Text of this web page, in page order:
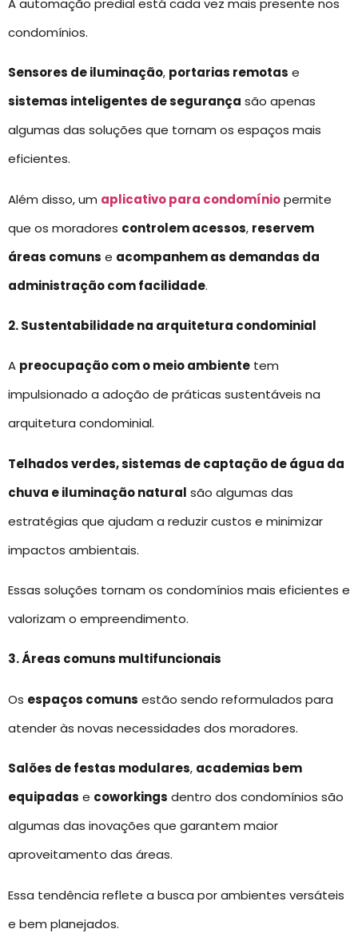
A automação predial está cada vez mais presente nos
condomínios.
Sensores de iluminação, portarias remotas e
sistemas inteligentes de segurança são apenas
algumas das soluções que tornam os espaços mais
eficientes.
Além disso, um aplicativo para condomíniopermite
que os moradores controlem acessos, reservem
áreas comuns e acompanhem as demandas da
administração com facilidade.
2. Sustentabilidade na arquitetura condominial
A preocupação com o meio ambiente tem
impulsionado a adoção de práticas sustentáveis na
arquitetura condominial.
Telhados verdes, sistemas de captação de água da
chuva e iluminação natural são algumas das
estratégias que ajudam a reduzir custos e minimizar
impactos ambientais.
Essas soluções tornam os condomínios mais eficientes e
valorizam o empreendimento.
3. Áreas comuns multifuncionais
Os espaços comuns estão sendo reformulados para
atender às novas necessidades dos moradores.
Salões de festas modulares, academias bem
equipadas e coworkings dentro dos condomínios são
algumas das inovações que garantem maior
aproveitamento das áreas.
Essa tendência reflete a busca por ambientes versáteis
e bem planejados.